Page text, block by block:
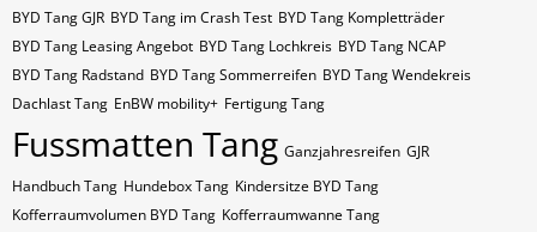
BYD Tang GJR BYD Tang im Crash Test BYD Tang Kompletträder
BYD Tang Leasing Angebot BYD Tang Lochkreis BYD Tang NCAP
BYD Tang Radstand BYD Tang Sommerreifen BYD Tang Wendekreis
Dachlast Tang EnBW mobility+ Fertigung Tang
Fussmatten Tang Ganzjahresreifen GJR
Handbuch Tang Hundebox Tang Kindersitze BYD Tang
Kofferraumvolumen BYD Tang Kofferraumwanne Tang